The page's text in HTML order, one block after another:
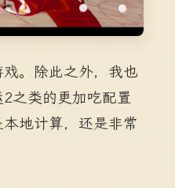
。除此之外，我也
之类的更加吃配置
地计算，还是非常